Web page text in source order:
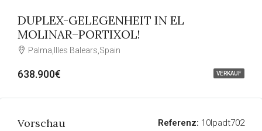
VERKAUF
DUPLEX-GELEGENHEIT IN EL
MOLINAR–PORTIXOL!
Palma,Illes Balears,Spain
638.900€
Vorschau Referenz: 10lpadt702